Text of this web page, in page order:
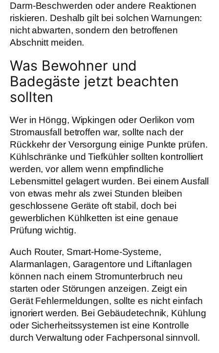
Darm-Beschwerden oder andere Reaktionen
riskieren. Deshalb gilt bei solchen Warnungen:
nicht abwarten, sondern den betroffenen
Abschnitt meiden.
Was Bewohner und
Badegäste jetzt beachten
sollten
Wer in Höngg, Wipkingen oder Oerlikon vom
Stromausfall betroffen war, sollte nach der
Rückkehr der Versorgung einige Punkte prüfen.
Kühlschränke und Tiefkühler sollten kontrolliert
werden, vor allem wenn empfindliche
Lebensmittel gelagert wurden. Bei einem Ausfall
von etwas mehr als zwei Stunden bleiben
geschlossene Geräte oft stabil, doch bei
gewerblichen Kühlketten ist eine genaue
Prüfung wichtig.
Auch Router, Smart-Home-Systeme,
Alarmanlagen, Garagentore und Liftanlagen
können nach einem Stromunterbruch neu
starten oder Störungen anzeigen. Zeigt ein
Gerät Fehlermeldungen, sollte es nicht einfach
ignoriert werden. Bei Gebäudetechnik, Kühlung
oder Sicherheitssystemen ist eine Kontrolle
durch Verwaltung oder Fachpersonal sinnvoll.